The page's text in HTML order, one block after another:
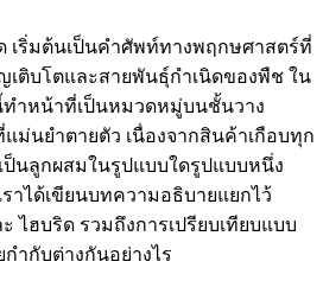
เริ่มต้นเป็นคำศัพท์ทางพฤกษศาสตร์ที่
ติบโตและสายพันธุ์กำเนิดของพืช ใน
ำหน้าที่เป็นหมวดหมู่บนชั้นวาง
ม่นยำตายตัว เนื่องจากสินค้าเกือบทุก
ป็นลูกผสมในรูปแบบใดรูปแบบหนึ่ง
าได้เขียนบทความอธิบายแยกไว้
ะไฮบริด รวมถึงการเปรียบเทียบแบบ
ำกับต่างกันอย่างไร